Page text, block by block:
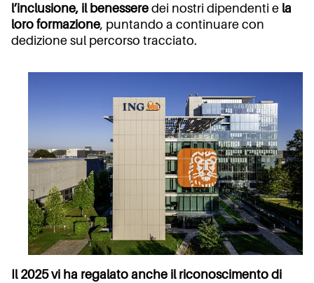
l’inclusione, il benessere dei nostri dipendenti e la
loro formazione, puntando a continuare con
dedizione sul percorso tracciato.
Il 2025 vi ha regalato anche il riconoscimento di